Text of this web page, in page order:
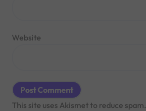
Website
This site uses Akismet to reduce spam.